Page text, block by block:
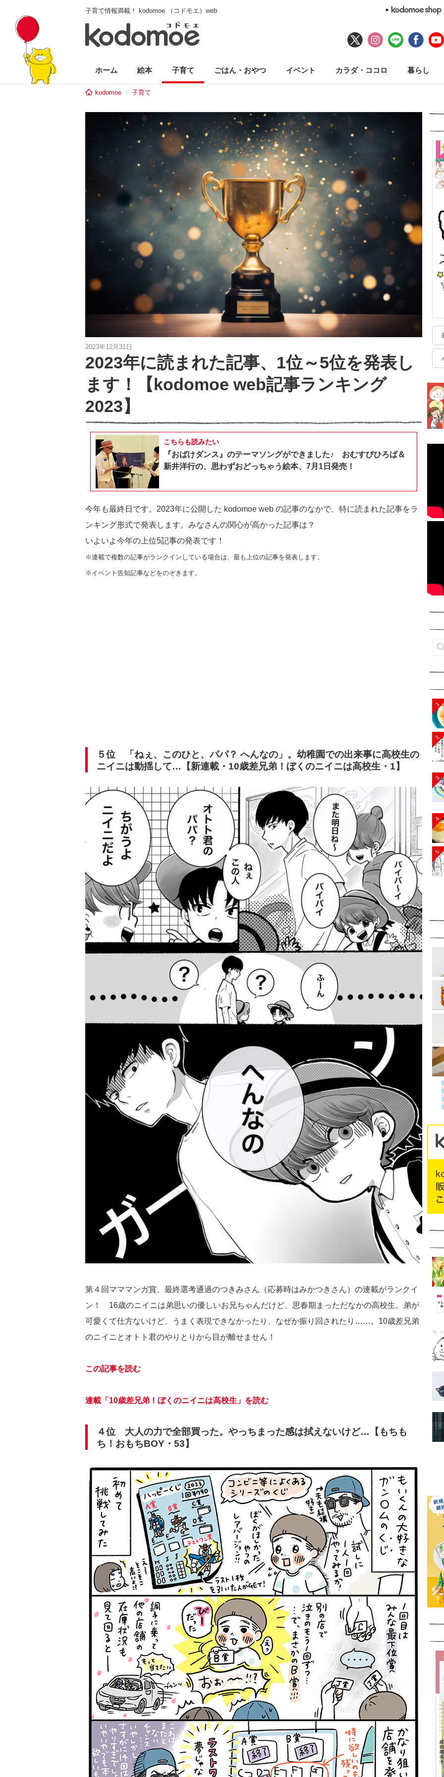
子育て情報満載！ kodomoe （コドモエ）web
ホーム 絵本 子育て ごはん・おやつ イベント カラダ・ココロ 暮らし
kodomoe 子育て
2023年12月31日
2023年に読まれた記事、1位～5位を発表し
ます！【kodomoe web記事ランキング
2023】
こちらも読みたい
『おばけダンス』のテーマソングができました♪ おむすびひろば＆
新井洋行の、思わずおどっちゃう絵本、7月1日発売！
今年も最終日です。2023年に公開した kodomoe web の記事のなかで、特に読まれた記事をラ
ンキング形式で発表します。みなさんの関心が高かった記事は？
いよいよ今年の上位5記事の発表です！
※連載で複数の記事がランクインしている場合は、最も上位の記事を発表します。
※イベント告知記事などをのぞきます。
５位 「ねぇ、このひと、パパ？ へんなの」。幼稚園での出来事に高校生の
ニイニは動揺して…【新連載・10歳差兄弟！ぼくのニイニは高校生・1】
第４回マママンガ賞、最終選考通過のつきみさん（応募時はみかつきさん）の連載がランクイ
ン！ 16歳のニイニは弟思いの優しいお兄ちゃんだけど、思春期まっただなかの高校生。弟が
可愛くて仕方ないけど、うまく表現できなかったり、なぜか振り回されたり……。10歳差兄弟
のニイニとオトト君のやりとりから目が離せません！
この記事を読む
連載「10歳差兄弟！ぼくのニイニは高校生」を読む
４位 大人の力で全部買った。やっちまった感は拭えないけど…【もちも
ち！おもちBOY・53】
1
2
3
4
5